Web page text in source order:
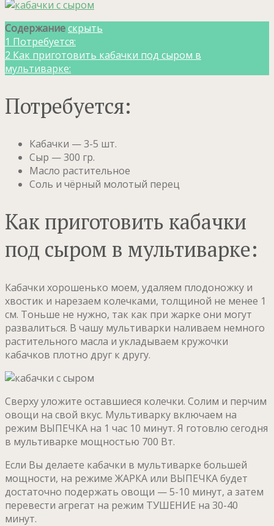
Содержаниескрыть
1 Потребуется:
2 Как приготовить кабачки под сыром в
мультиварке:
Потребуется:
Кабачки — 3-5 шт.
Сыр — 300 гр.
Масло растительное
Соль и чёрный молотый перец
Как приготовить кабачки
под сыром в мультиварке:
Кабачки хорошенько моем, удаляем плодоножку и
хвостик и нарезаем колечками, толщиной не менее 1
см. Тоньше не нужно, так как при жарке они могут
развалиться. В чашу мультиварки наливаем немного
растительного масла и укладываем кружочки
кабачков плотно друг к другу.
Сверху уложите оставшиеся колечки. Солим и перчим
овощи на свой вкус. Мультиварку включаем на
режим ВЫПЕЧКА на 1 час 10 минут. Я готовлю сегодня
в мультиварке мощностью 700 Вт.
Если Вы делаете кабачки в мультиварке большей
мощности, на режиме ЖАРКА или ВЫПЕЧКА будет
достаточно подержать овощи — 5-10 минут, а затем
перевести агрегат на режим ТУШЕНИЕ на 30-40
минут.